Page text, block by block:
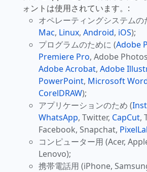
ォントは使用されています。:
オペレーティングシステムの
Mac, Linux, Android, iOS);
プログラムのために (Adobe
Premiere Pro, Adobe
Adobe Acrobat, Adobe
PowerPoint, Microsoft
CorelDRAW);
アプリケーションのため (
WhatsApp, Twitter, CapCut,
Facebook, Snapchat,
コンピューター用 (Acer,
Lenovo);
携帯電話用 (iPhone,